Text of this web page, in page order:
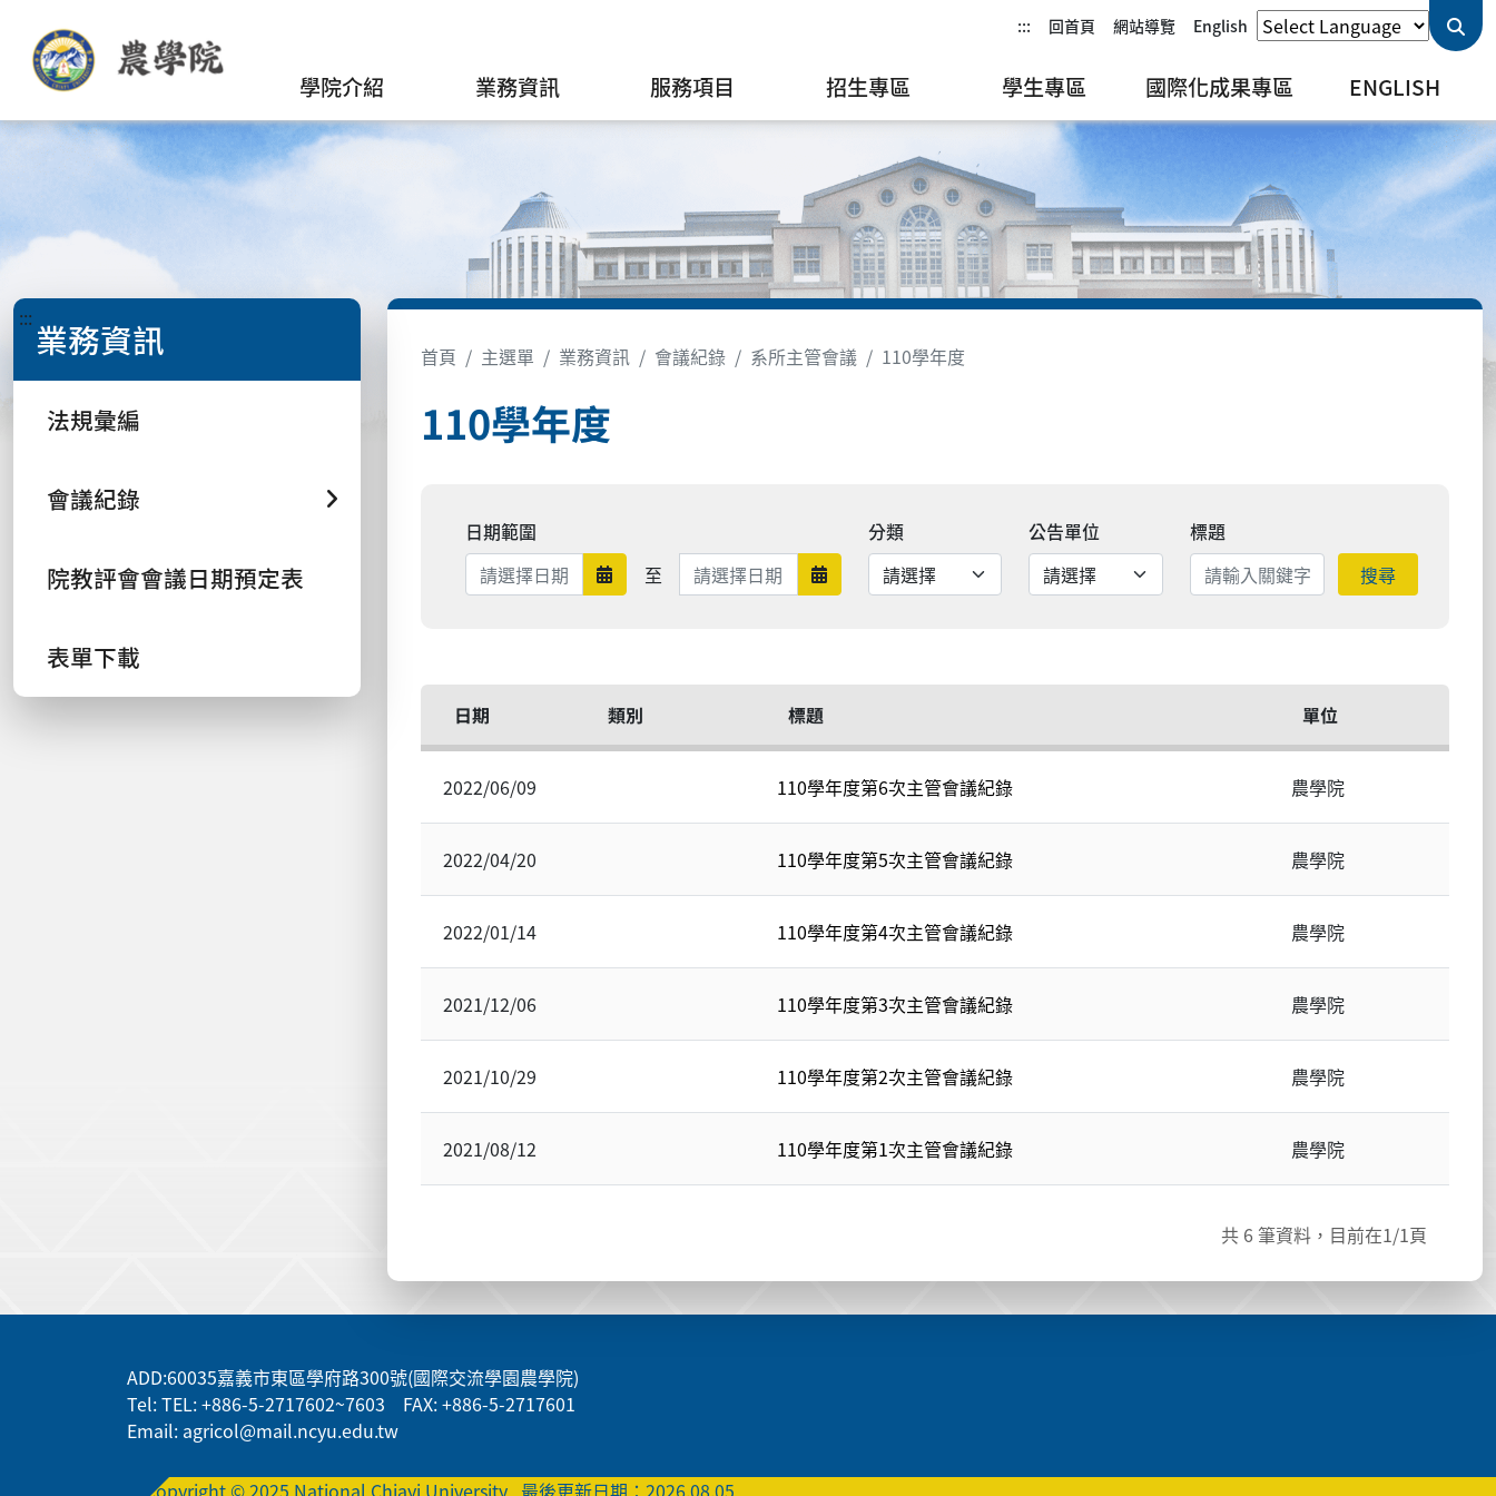
::: 回首頁 網站導覽 English
學院介紹 業務資訊 服務項目 招生專區 學生專區 國際化成果專區 ENGLISH
::: 業務資訊
法規彙編
會議紀錄
院教評會會議日期預定表
表單下載
首頁 主選單 業務資訊 會議紀錄 系所主管會議 110學年度
110學年度
日期範圍
日期範圍開始
至 日期範圍結束 日期範圍結束
分類 公告單位
標題
搜尋
日期 類別 標題 單位
2022/06/09 110學年度第6次主管會議紀錄 農學院
2022/04/20 110學年度第5次主管會議紀錄 農學院
2022/01/14 110學年度第4次主管會議紀錄 農學院
2021/12/06 110學年度第3次主管會議紀錄 農學院
2021/10/29 110學年度第2次主管會議紀錄 農學院
2021/08/12 110學年度第1次主管會議紀錄 農學院
共 6 筆資料，目前在1/1頁
ADD:60035嘉義市東區學府路300號(國際交流學園農學院)
Tel: TEL: +886-5-2717602~7603 FAX: +886-5-2717601
Email: agricol@mail.ncyu.edu.tw
Copyright © 2025 National Chiayi University 最後更新日期：2026.08.05